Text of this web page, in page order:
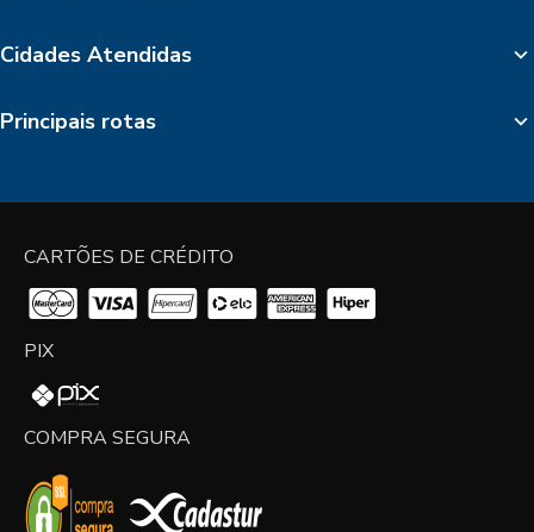
Cidades Atendidas
Principais rotas
CARTÕES DE CRÉDITO
PIX
COMPRA SEGURA